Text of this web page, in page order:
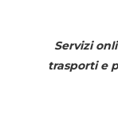
Servizi
trasporti e